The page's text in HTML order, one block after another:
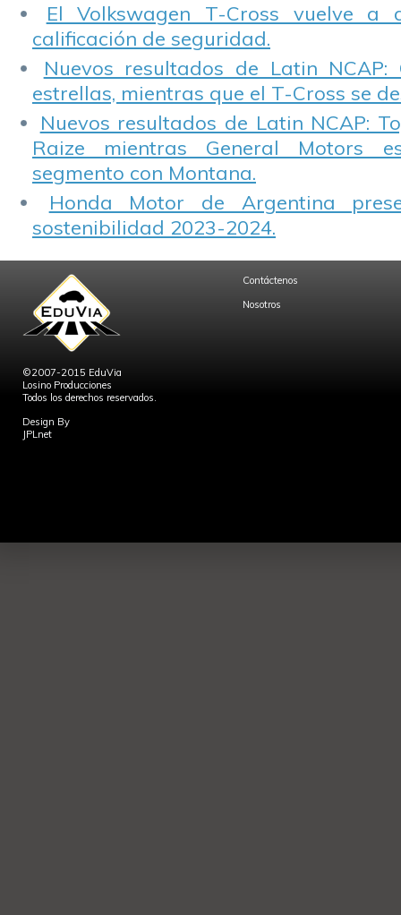
El Volkswagen T-Cross vuelve a
calificación de seguridad.
Nuevos resultados de Latin NCAP:
estrellas, mientras que el T-Cross se
Nuevos resultados de Latin NCAP:
Raize mientras General Motors
segmento con Montana.
Honda Motor de Argentina
sostenibilidad 2023-2024.
©2007-2015 EduVia
Losino Producciones
Todos los derechos reservados.
Design By
JPLnet
Contáctenos
Nosotros